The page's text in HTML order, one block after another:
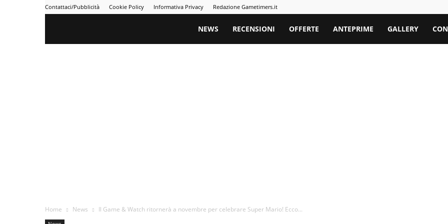
Contattaci/Pubblicità Cookie Policy Informativa Privacy Redazione Gametimers.it
Gametimers
NEWS RECENSIONI OFFERTE ANTEPRIME GALLERY
Home News Il Game & Watch ritornerà a novembre per celebrare Super Mario! Ecco...